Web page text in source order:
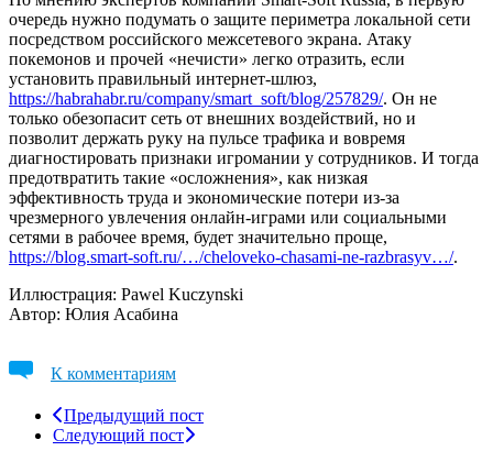
очередь нужно подумать о защите периметра локальной сети
посредством российского межсетевого экрана. Атаку
покемонов и прочей «нечисти» легко отразить, если
установить правильный интернет-шлюз,
https://habrahabr.ru/company/smart_soft/blog/257829/. Он не
только обезопасит сеть от внешних воздействий, но и
позволит держать руку на пульсе трафика и вовремя
диагностировать признаки игромании у сотрудников. И тогда
предотвратить такие «осложнения», как низкая
эффективность труда и экономические потери из-за
чрезмерного увлечения онлайн-играми или социальными
сетями в рабочее время, будет значительно проще,
https://blog.smart-soft.ru/…/cheloveko-chasami-ne-razbrasyv…/.
Иллюстрация: Pawel Kuczynski
Автор: Юлия Асабина
К комментариям
Предыдущий пост
Следующий пост